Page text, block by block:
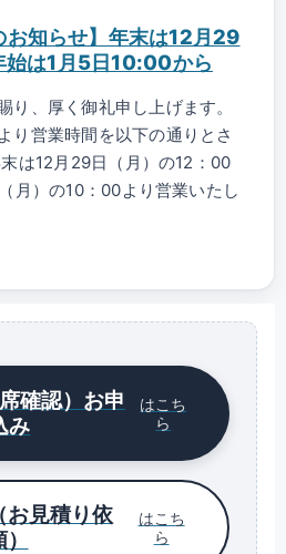
お知らせ】年末は12月29
は1月5日10:00から
り、厚く御礼申し上げます。
り営業時間を以下の通りとさ
は12月29日（月）の12：00
月）の10：00より営業いたし
確認）お申
み
はこち
ら
お見積り依
はこち
ら